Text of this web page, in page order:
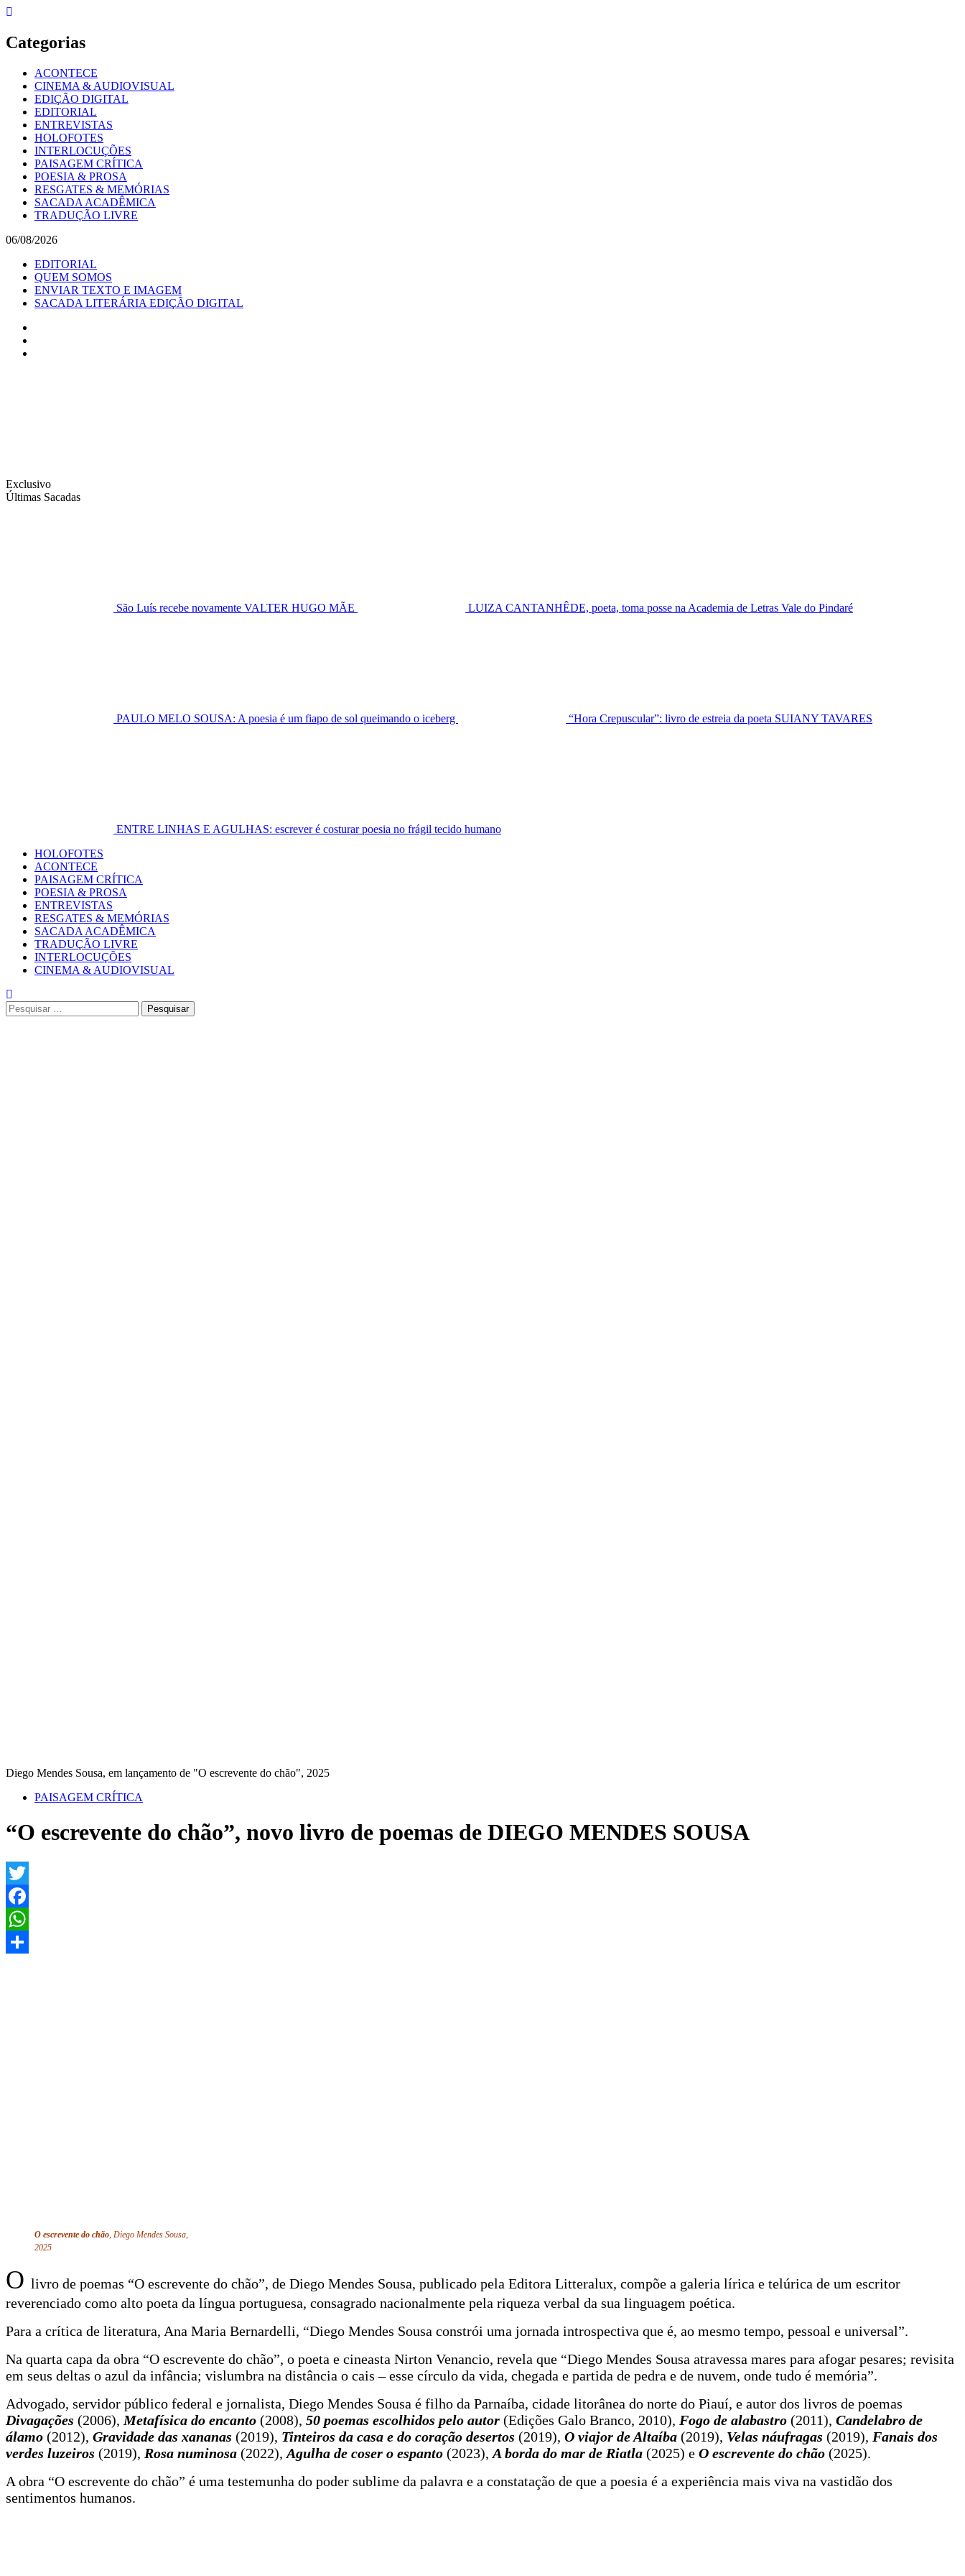
Skip
content
Categorias
ACONTECE
CINEMA & AUDIOVISUAL
EDIÇÃO DIGITAL
EDITORIAL
ENTREVISTAS
HOLOFOTES
INTERLOCUÇÕES
PAISAGEM CRÍTICA
POESIA & PROSA
RESGATES & MEMÓRIAS
SACADA ACADÊMICA
TRADUÇÃO LIVRE
06/08/2026
EDITORIAL
QUEM SOMOS
ENVIAR TEXTO E IMAGEM
SACADA LITERÁRIA EDIÇÃO DIGITAL
Exclusivo
Últimas Sacadas
São Luís recebe novamente VALTER HUGO MÃE LUIZA CANTANHÊDE, poeta, toma posse na Academia de Letras Vale do Pindaré
PAULO MELO SOUSA: A poesia é um fiapo de sol queimando o iceberg “Hora Crepuscular”: livro de estreia da poeta SUIANY TAVARES
ENTRE LINHAS E AGULHAS: escrever é costurar poesia no frágil tecido humano
Primary
Menu
HOLOFOTES
ACONTECE
PAISAGEM CRÍTICA
POESIA & PROSA
ENTREVISTAS
RESGATES & MEMÓRIAS
SACADA ACADÊMICA
TRADUÇÃO LIVRE
INTERLOCUÇÕES
CINEMA & AUDIOVISUAL
Pesquisar
por:
Diego Mendes Sousa, em lançamento de "O escrevente do chão", 2025
PAISAGEM CRÍTICA
“O escrevente do chão”, novo livro de poemas de DIEGO MENDES SOUSA
Twitter
Facebook
WhatsApp
O escrevente do chão , Diego Mendes Sousa,
2025
O livro de poemas “O escrevente do chão”, de Diego Mendes Sousa, publicado pela Editora Litteralux, compõe a galeria lírica e telúrica de um escritor
reverenciado como alto poeta da língua portuguesa, consagrado nacionalmente pela riqueza verbal da sua linguagem poética.
Para a crítica de literatura, Ana Maria Bernardelli, “Diego Mendes Sousa constrói uma jornada introspectiva que é, ao mesmo tempo, pessoal e universal”.
Na quarta capa da obra “O escrevente do chão”, o poeta e cineasta Nirton Venancio, revela que “Diego Mendes Sousa atravessa mares para afogar pesares; revisita
em seus deltas o azul da infância; vislumbra na distância o cais – esse círculo da vida, chegada e partida de pedra e de nuvem, onde tudo é memória”.
Advogado, servidor público federal e jornalista, Diego Mendes Sousa é filho da Parnaíba, cidade litorânea do norte do Piauí, e autor dos livros de poemas
Divagações (2006), Metafísica do encanto (2008), 50 poemas escolhidos pelo autor (Edições Galo Branco, 2010), Fogo de alabastro (2011), Candelabro de
álamo (2012), Gravidade das xananas (2019), Tinteiros da casa e do coração desertos (2019), O viajor de Altaíba (2019), Velas náufragas (2019), Fanais dos
verdes luzeiros (2019), Rosa numinosa (2022), Agulha de coser o espanto (2023), A borda do mar de Riatla (2025) e O escrevente do chão (2025).
A obra “O escrevente do chão” é uma testemunha do poder sublime da palavra e a constatação de que a poesia é a experiência mais viva na vastidão dos
sentimentos humanos.